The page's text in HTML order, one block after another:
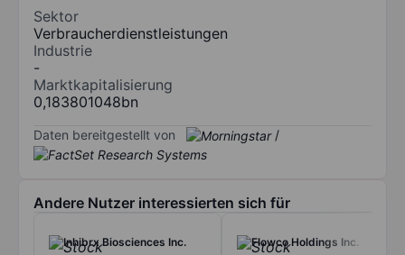
Sektor
Verbraucherdienstleistungen
Industrie
-
Marktkapitalisierung
0,183801048bn
Daten bereitgestellt von /
Andere Nutzer interessierten sich für
Inhibrx Biosciences Inc. Flowco Holdings Inc.